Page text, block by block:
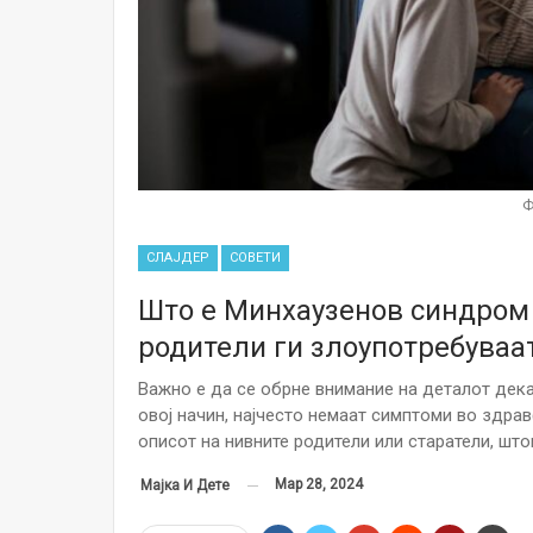
СЛАЈДЕР СОВЕТИ
Што е Минхаузенов
родители ги
Важно е да се обрне внимание на деталот
овој начин, најчесто немаат симптоми во
описот на нивните родители или старатели,
Мајка И Дете Мар 28, 2024